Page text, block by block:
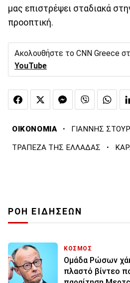
μας επιστρέψει σταδιακά
προοπτική.
Ακολουθήστε το CNN Greece
YouTube
ΟΙΚΟΝΟΜΙΑ · ΓΙΑΝΝΗΣ
ΤΡΑΠΕΖΑ ΤΗΣ ΕΛΛΑΔΑΣ ·
ΡΟΗ ΕΙΔΗΣΕΩΝ
ΚΟΣΜΟΣ
Ομάδα Ρώσων
πλαστό βίντεο